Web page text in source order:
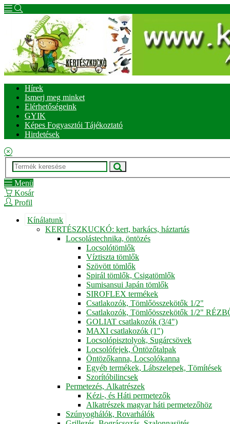
Hírek
Ismerj meg minket
Elérhetőségeink
GYIK
Képes Fogyasztói Tájékoztató
Hirdetések
Menü
Kosár
Profil
Kínálatunk
KERTÉSZKUCKÓ: kert, barkács, háztartás
Locsolástechnika, öntözés
Locsolótömlők
Víztiszta tömlők
Szövött tömlők
Spirál tömlők, Csigatömlők
Sumisansui Japán tömlők
SIROFLEX termékek
Csatlakozók, Tömlőösszekötők 1/2"
Csatlakozók, Tömlőösszekötők 1/2"
GOLIAT csatlakozók (3/4")
MAXI csatlakozók (1")
Locsolópisztolyok, Sugárcsövek
Locsolófejek, Öntözőtalpak
Öntözőkanna, Locsolókanna
Egyéb termékek, Lábszelepek, Tömítések
Szorítóbilincsek
Permetezés, Alkatrészek
Kézi-, és Háti permetezők
Alkatrészek magyar háti permetezőhöz
Szúnyoghálók, Rovarhálók